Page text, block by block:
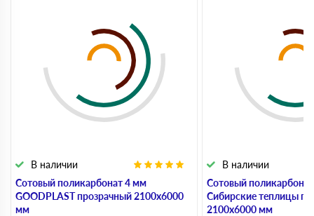
Сотовый поликарбонат 4 мм
GOODPLAST прозрачный 2100х6000
мм
В наличии
Сотовый
Сибирские теплицы
2100х6000 мм
В наличии